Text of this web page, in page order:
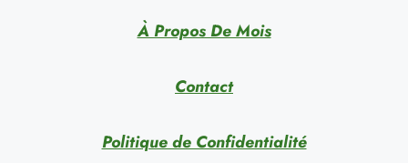
À Propos De Mois
Contact
Politique de Confidentialité